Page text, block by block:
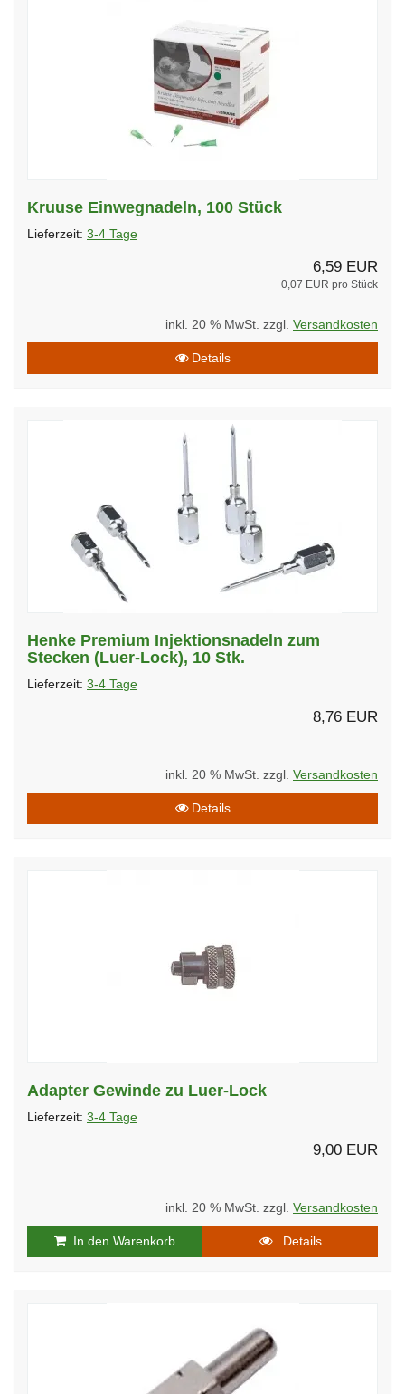
Kruuse Einwegnadeln, 100 Stück
Lieferzeit: 3-4 Tage
6,59 EUR
0,07 EUR pro Stück
inkl. 20 % MwSt. zzgl. Versandkosten
Details
Henke Premium Injektionsnadeln zum
Stecken (Luer-Lock), 10 Stk.
Lieferzeit: 3-4 Tage
8,76 EUR
inkl. 20 % MwSt. zzgl. Versandkosten
Details
Adapter Gewinde zu Luer-Lock
Lieferzeit: 3-4 Tage
9,00 EUR
inkl. 20 % MwSt. zzgl. Versandkosten
In den Warenkorb Details